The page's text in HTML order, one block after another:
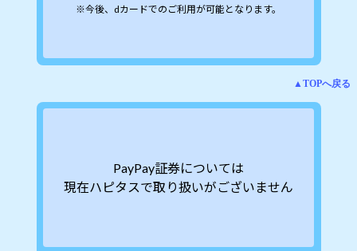
※今後、dカードでのご利用が可能となります。
▲TOPへ戻る
PayPay証券については
現在ハピタスで取り扱いがございません